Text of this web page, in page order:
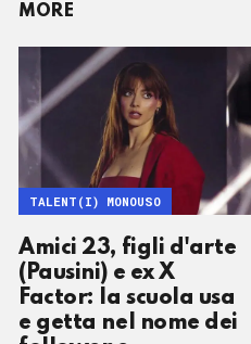
MORE
Amici 23, figli d'arte
(Pausini) e ex X
Factor: la scuola usa
e getta nel nome dei
TALENT(I) MONOUSO